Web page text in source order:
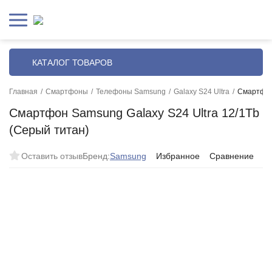
КАТАЛОГ ТОВАРОВ
Главная / Смартфоны / Телефоны Samsung / Galaxy S24 Ultra /
Смартфон Samsung Galaxy S24 Ultra 12/1Tb
(Серый титан)
Оставить отзывБренд:Samsung Избранное Сравнение